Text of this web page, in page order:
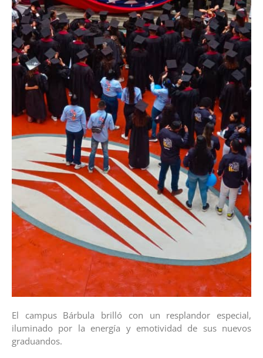
El campus Bárbula brilló con un resplandor especial,
iluminado por la energía y emotividad de sus nuevos
graduandos.